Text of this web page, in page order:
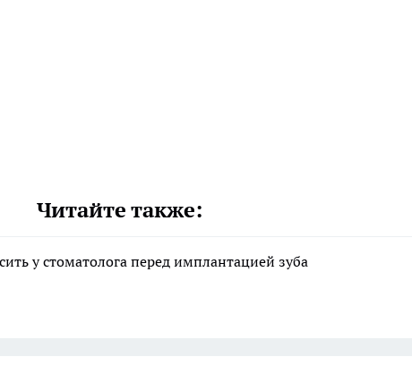
Читайте также:
у стоматолога перед имплантацией зуба